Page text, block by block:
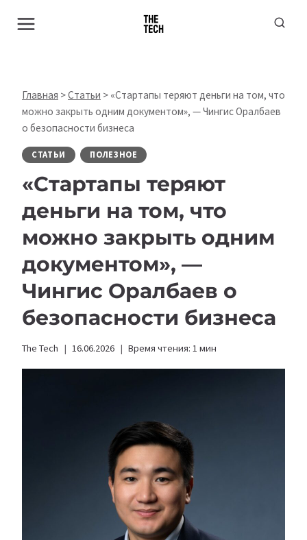
Главная >Статьи > «Стартапы теряют деньги на том, что
можно закрыть одним документом», — Чингис Оралбаев
о безопасности бизнеса
СТАТЬИ ПОЛЕЗНОЕ
«Стартапы теряют
деньги на том, что
можно закрыть одним
документом», —
Чингис Оралбаев о
безопасности бизнеса
The Tech 16.06.2026 Время чтения: 1 мин